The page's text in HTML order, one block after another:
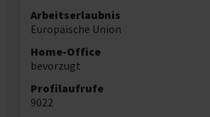
Arbeitserlaubnis
Europäische Union
Home-Office
bevorzugt
Profilaufrufe
9022